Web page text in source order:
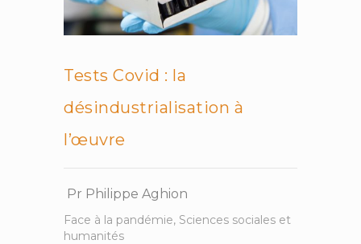
Tests Covid : la
désindustrialisation à
l’œuvre
Pr Philippe Aghion
Face à la pandémie, Sciences sociales et
humanités